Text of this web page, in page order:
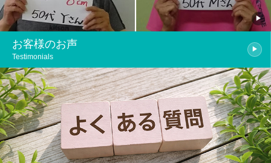
お客様のお声
Testimonials